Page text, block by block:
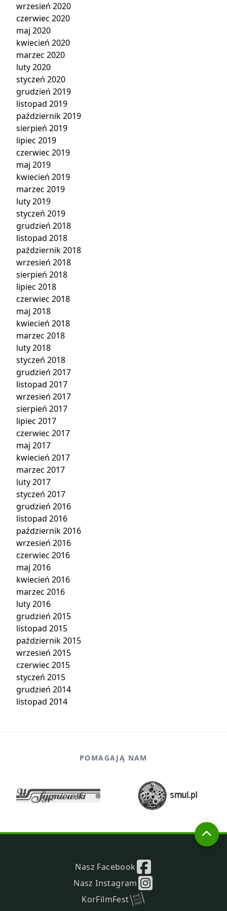
wrzesień 2020
czerwiec 2020
maj 2020
kwiecień 2020
marzec 2020
luty 2020
styczeń 2020
grudzień 2019
listopad 2019
październik 2019
sierpień 2019
lipiec 2019
czerwiec 2019
maj 2019
kwiecień 2019
marzec 2019
luty 2019
styczeń 2019
grudzień 2018
listopad 2018
październik 2018
wrzesień 2018
sierpień 2018
lipiec 2018
czerwiec 2018
maj 2018
kwiecień 2018
marzec 2018
luty 2018
styczeń 2018
grudzień 2017
listopad 2017
wrzesień 2017
sierpień 2017
lipiec 2017
czerwiec 2017
maj 2017
kwiecień 2017
marzec 2017
luty 2017
styczeń 2017
grudzień 2016
listopad 2016
październik 2016
wrzesień 2016
czerwiec 2016
maj 2016
kwiecień 2016
marzec 2016
luty 2016
grudzień 2015
listopad 2015
październik 2015
wrzesień 2015
czerwiec 2015
styczeń 2015
grudzień 2014
listopad 2014
POMAGAJĄ NAM
Nasz Facebook
Nasz Instagram
KorFilmFest